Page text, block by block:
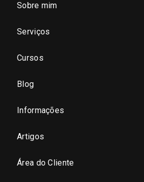
São Paulo - Grande
Sobre mim
Serviços
Cursos
Blog
Informações
Artigos
Área do Cliente